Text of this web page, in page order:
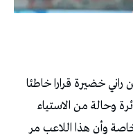
راني خضيرة قرارا خاطئا
وحالة من الاستياء
وأن هذا اللاعب مر